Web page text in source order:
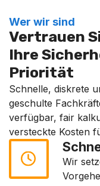
Wer wir sind
Vertrauen
Ihre
Priorität
Schnelle, diskrete
geschulte
verfügbar, fair
versteckte Kosten
Wir